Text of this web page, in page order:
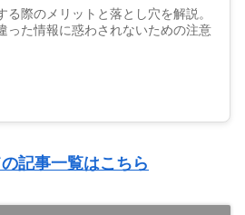
る際のメリットと落とし穴を解説。
った情報に惑わされないための注意
記事一覧はこちら